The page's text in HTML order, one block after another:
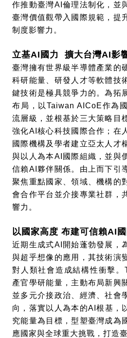
作推動臺灣AI倫理法制化，並
臺灣價值觀帶入國際規範，提
制度影響力。
立基AI國力 擴大台灣AI影
臺灣擁有世界級半導體產業的
科研能量、研發人才等軟體技
鍵技術是極具競爭力的。為拓
布局，以Taiwan AICoE作為
流層級，並根基於三大策略目
強化AI核心科技國際合作；在
國際機構及學者建立亞太人才
與以人為本AI國際組織，並與
信賴AI夥伴關係。由上而下引
聚焦重點國家、領域、機構的
會合作平台並介接專業社群，
響力。
以國家高度 布建可信賴AI
近期生成式AI開始蓬勃發展，
與超乎想像的應用，其技術演
對人類社會造成結構性衝擊
產官學研能量，主動布局新興
並多元介接政治、經濟、社會
向，落實以人為本的AI根基，
究能量為目標，型塑臺灣成為
應國家與全球重大挑戰，打造